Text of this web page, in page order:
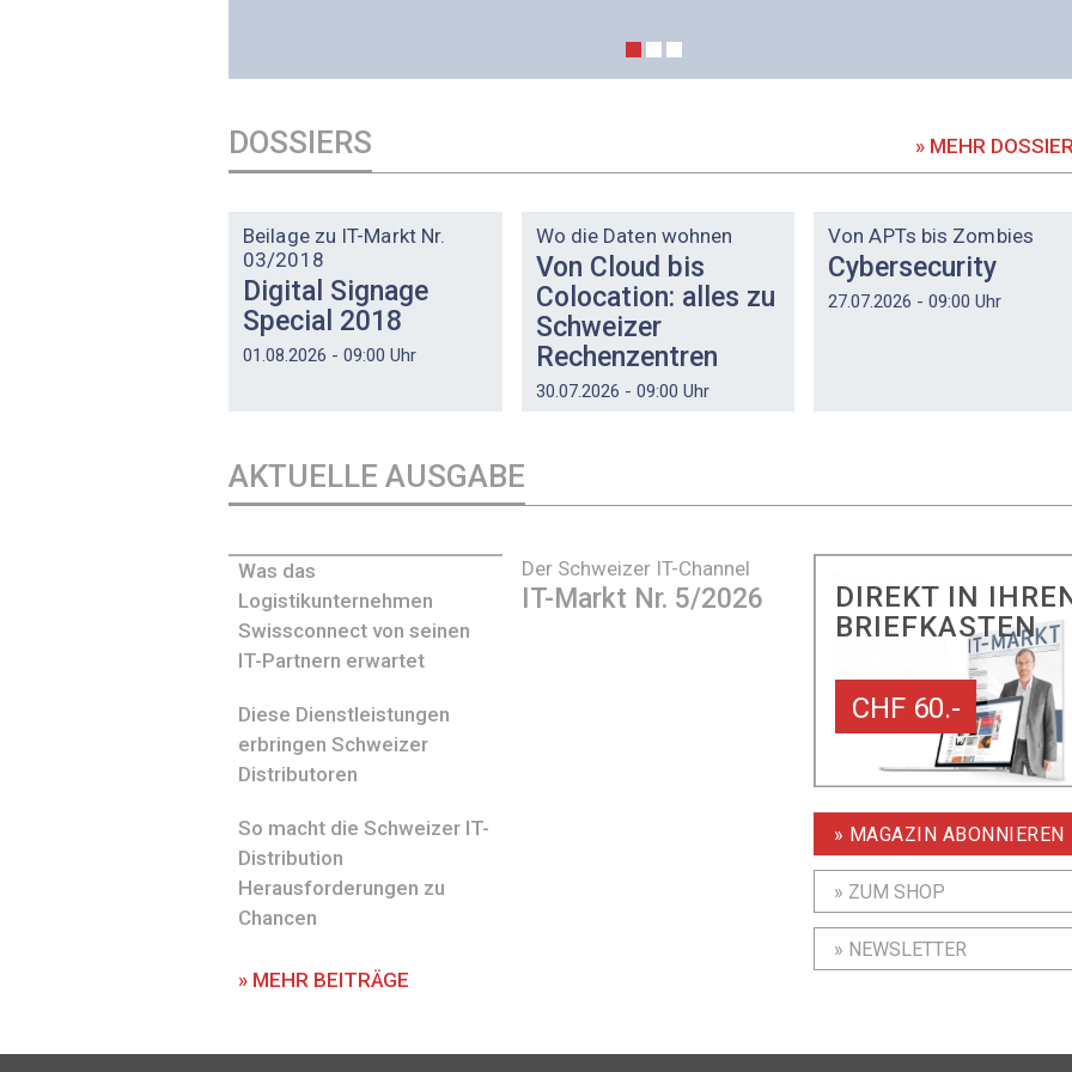
DOSSIERS » MEHR
Beilage zu IT-Markt Nr.
03/2018
Digital Signage
Special 2018
01.08.2026 - 09:00 Uhr
Wo die Daten wohnen
Von Cloud bis
Colocation: alles zu
Schweizer
Rechenzentren
30.07.2026 - 09:00 Uhr
Von APTs bis Zombies
Cybersecurity
27.07.2026 - 09:00 Uhr
AKTUELLE AUSGABE
Der Schweizer IT-Channel
IT-Markt Nr. 5/2026
Was das
Logistikunternehmen
Swissconnect von seinen
IT-Partnern erwartet
Diese Dienstleistungen
erbringen Schweizer
Distributoren
So macht die Schweizer IT-
Distribution
Herausforderungen zu
Chancen
» MEHR BEITRÄGE
DIREKT IN
BRIEFKASTEN
CHF 60.-
» MAGAZIN ABONNIEREN
» ZUM SHOP
» NEWSLETTER